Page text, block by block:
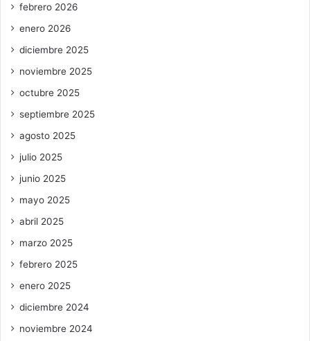
febrero 2026
enero 2026
diciembre 2025
noviembre 2025
octubre 2025
septiembre 2025
agosto 2025
julio 2025
junio 2025
mayo 2025
abril 2025
marzo 2025
febrero 2025
enero 2025
diciembre 2024
noviembre 2024